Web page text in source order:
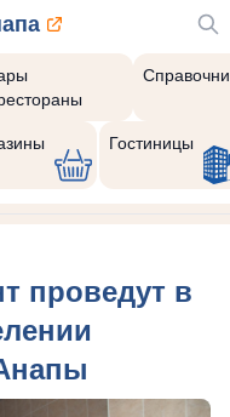
Гостиницы
проведут в